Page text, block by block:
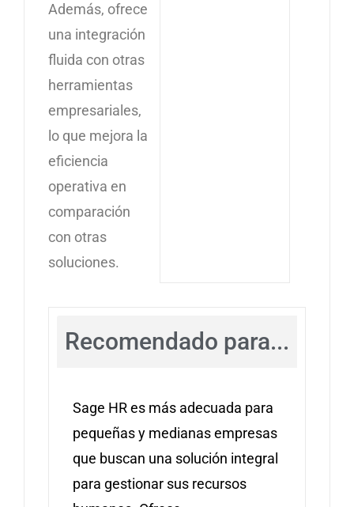
Además, ofrece
una integración
fluida con otras
herramientas
empresariales,
lo que mejora la
eficiencia
operativa en
comparación
con otras
soluciones.
Recomendado para...
Sage HR es más adecuada para
pequeñas y medianas empresas
que buscan una solución integral
para gestionar sus recursos